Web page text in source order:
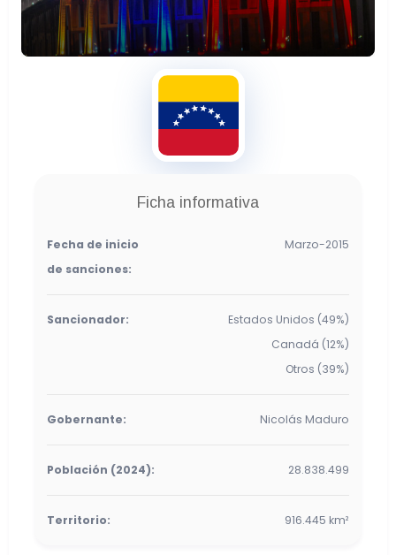
Total de Sanciones: 1.088
60Aeronaves
Ficha informativa
Fecha de inicio
de sanciones:
Marzo-2015
Sancionador:
Estados Unidos (49%)
Canadá (12%)
Otros (39%)
Gobernante: Nicolás Maduro
Población (2024): 28.838.499
Territorio: 916.445 km²